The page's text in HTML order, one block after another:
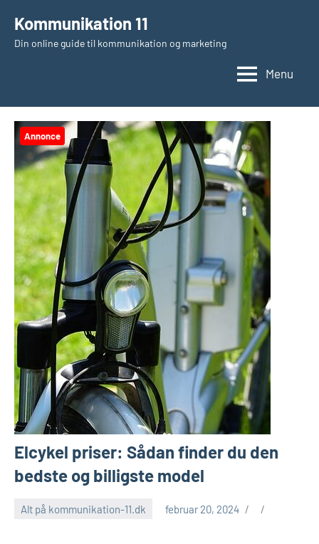
indhold
Kommunikation 11
Din online guide til kommunikation og marketing
Menu
Annonce
Elcykel priser: Sådan finder du den
bedste og billigste model
Alt på kommunikation-11.dk februar 20, 2024